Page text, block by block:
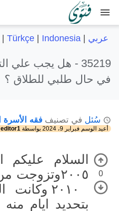
menu
عربي |
Türkçe| Indonesia
35219 -
هل يجب علي
في حال طلبي للطلاق ؟
سُئل في تصنيف فقه الأسرة
أعيد الوسم فبراير 9، 2024 بواسطة editor1
0
السلام عليكم
٢٠١٠
بتحديد ايام